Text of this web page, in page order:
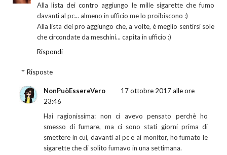
Alla lista dei contro aggiungo le mille sigarette che fumo
davanti al pc... almeno in ufficio me lo proibiscono :)
Alla lista dei pro aggiungo che, a volte, è meglio sentirsi sole
che circondate da meschini... capita in ufficio :)
Rispondi
Risposte
NonPuòEssereVero
17 ottobre 2017 alle ore
23:46
Hai ragionissima: non ci avevo pensato perchè ho
smesso di fumare, ma ci sono stati giorni prima di
smettere in cui, davanti al pc e ai monitor, ho fumato le
sigarette che di solito fumavo in una settimana.